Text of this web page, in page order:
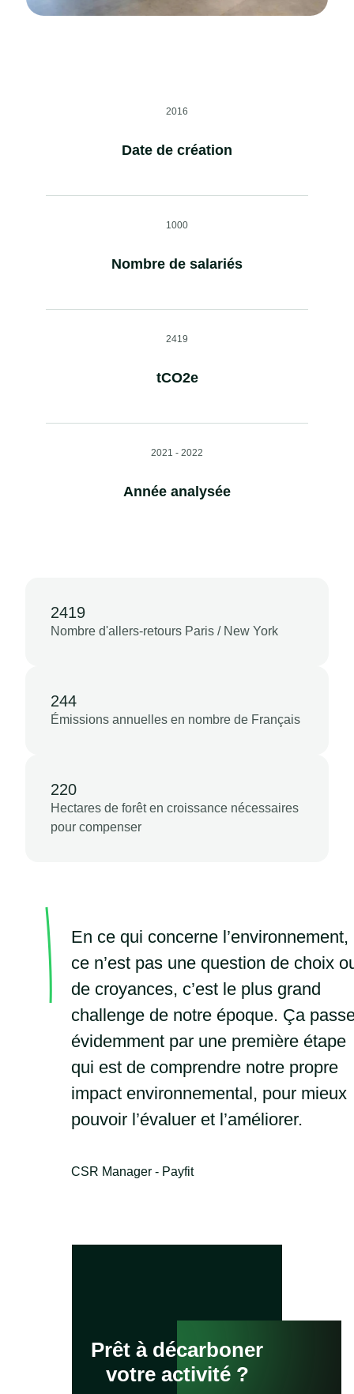
2016
Date de création
1000
Nombre de salariés
2419
tCO2e
2021 - 2022
Année analysée
2419
Nombre d'allers-retours Paris / New York
244
Émissions annuelles en nombre de Français
220
Hectares de forêt en croissance nécessaires
pour compenser
En ce qui concerne l’environnement,
ce n’est pas une question de choix
de croyances, c’est le plus grand
challenge de notre époque. Ça
évidemment par une première étape
qui est de comprendre notre propre
impact environnemental, pour mieux
pouvoir l’évaluer et l’améliorer.
CSR Manager - Payfit
Prêt à décarboner
votre activité ?